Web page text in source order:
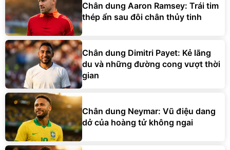
Chân dung Aaron Ramsey: Trái tim
thép ẩn sau đôi chân thủy tinh
Chân dung Dimitri Payet: Kẻ lãng
du và những đường cong vượt thời
gian
Chân dung Neymar: Vũ điệu dang
dở của hoàng tử không ngai